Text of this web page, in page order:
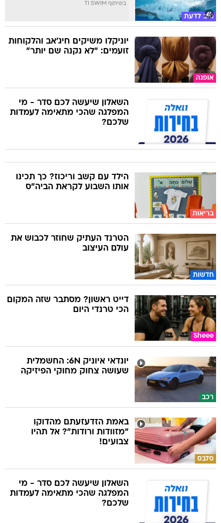
טוב לדעת
בשיתוף TI SWIM
אופנה
יוניקלו משיקים חיג'אב והלקוחות
זועמים: "לא נקנה שם יותר"
השאלון שיעשה לכם סדר - מי
המפלגה שהכי מתאימה לעמדות
שלכם?
בריאות
הילד עם קשב וריכוז? כך תכינו
אותו השבוע לקראת הביה"ס
חדשות
הטרנד העתיק שחוזר לכבוש את
עולם העיצוב
Sheee
דייט ראשון? מסתבר שזה המקום
הכי טרנדי היום
רכב
יונדאי איוניק 6N: החשמלית
שעושה צחוק מחוקי הפיזיקה
סלבס
באמת הזדעזעתם מהדוקו
"מזוודות ורודות"? אל תהיו
צבועים!
השאלון שיעשה לכם סדר - מי
המפלגה שהכי מתאימה לעמדות
שלכם?